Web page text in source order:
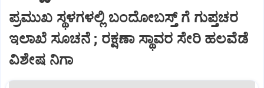
ಪ್ರಮುಖ ಸ್ಥಳಗಳಲ್ಲಿ ಬಂದೋಬಸ್ತ್ ಗೆ ಗುಪ್ತಚರ
ಇಲಾಖೆ ಸೂಚನೆ ; ರಕ್ಷಣಾ ಸ್ಥಾವರ ಸೇರಿ ಹಲವೆಡೆ
ವಿಶೇಷ ನಿಗಾ